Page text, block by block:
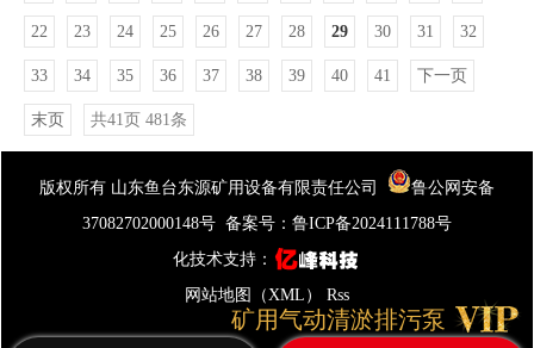
至低。3.流体室：流体室由材料制成，具有增强的结构强度。即使在
达可以由铝合金或不锈钢制成。此外，我们还提供一体式塑料气动马
达。5.硬件：为避免生锈和腐蚀，我们...
22 23 24 25 26 27 28 29 30 31 32
33 34 35 36 37 38 39 40 41 下一页
末页 共41页 481条
版权所有 山东鱼台东源矿用设备有限责任公司
鲁公网安备
37082702000148号 备案号： 鲁ICP备2024111788号
化技术支持：
网站地图（XML）
Rss
矿用气动清淤排污泵